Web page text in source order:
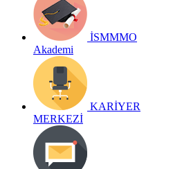
İSMMMO
Akademi
KARİYER
MERKEZİ